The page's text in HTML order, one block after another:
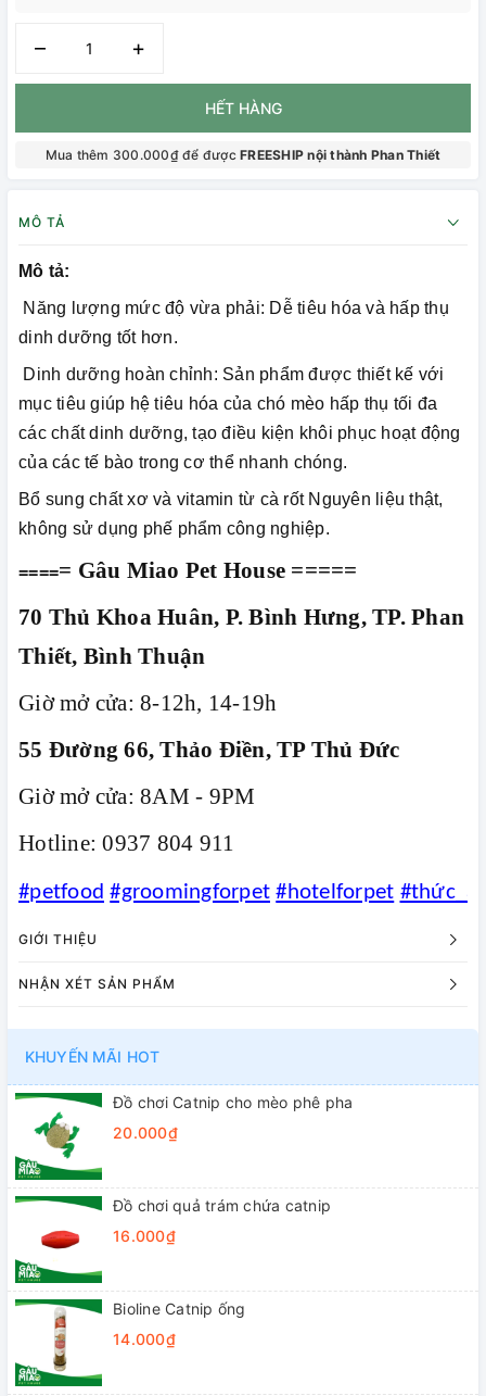
– +
HẾT HÀNG
Mua thêm 300.000₫ để đượcFREESHIP nội thành Phan Thiết
MÔ TẢ
Mô tả:
Năng lượng mức độ vừa phải: Dễ tiêu hóa và hấp thụ
dinh dưỡng tốt hơn.
Dinh dưỡng hoàn chỉnh: Sản phẩm được thiết kế với
mục tiêu giúp hệ tiêu hóa của chó mèo hấp thụ tối đa
các chất dinh dưỡng, tạo điều kiện khôi phục hoạt động
của các tế bào trong cơ thể nhanh chóng.
Bổ sung chất xơ và vitamin từ cà rốt Nguyên liệu thật,
không sử dụng phế phẩm công nghiệp.
===== Gâu Miao Pet House =====
70 Thủ Khoa Huân, P. Bình Hưng, TP. Phan
Thiết, Bình Thuận
Giờ mở cửa: 8-12h, 14-19h
55 Đường 66, Thảo Điền, TP Thủ Đức
Giờ mở cửa: 8AM - 9PM
Hotline: 0937 804 911
#petfood #groomingforpet #hotelforpet
GIỚI THIỆU
NHẬN XÉT SẢN PHẨM
KHUYẾN MÃI HOT
Đồ chơi Catnip cho mèo phê pha
20.000₫
Đồ chơi quả trám chứa catnip
16.000₫
Bioline Catnip ống
14.000₫